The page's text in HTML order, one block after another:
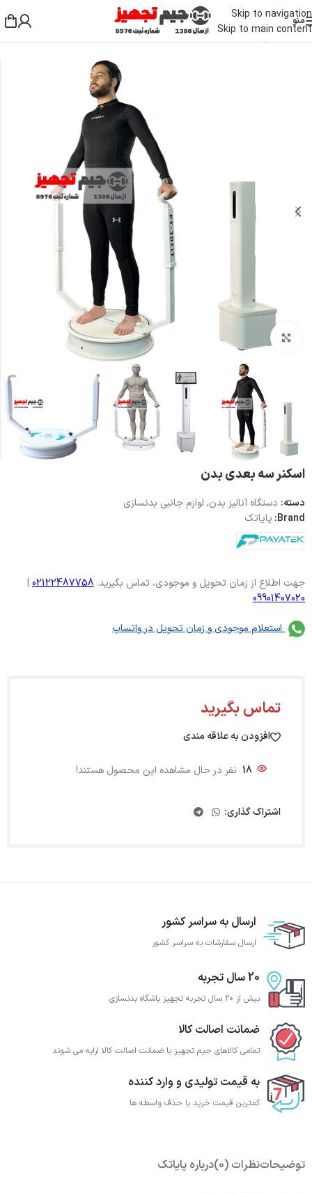
Skip to navigation
Skip to main content
منو
لوازم جانبی بدنسازی
بزرگنمایی تصویر
اسکنر سه بعدی بدن
دسته: دستگاه آنالیز بدن, لوازم جانبی بدنسازی
Brand: پایاتک
جهت اطلاع از زمان تحویل و موجودی، تماس بگیرید. 02122487758
|
09901407020
استعلام موجودی و زمان تحویل در واتساپ
تماس بگیرید
افزودن به علاقه مندی
18 نفر در حال مشاهده این محصول هستند!
اشتراک گذاری:
ارسال به سراسر کشور
ارسال سفارشات به سراسر کشور
20 سال تجربه
بیش از 20 سال تجربه تجهیز باشگاه بدنسازی
ضمانت اصالت کالا
تمامی کالاهای جیم تجهیز با ضمانت اصالت کالا ارایه می شوند
به قیمت تولیدی و وارد کننده
کمترین قیمت خرید با حذف واسطه ها
توضیحاتنظرات (0) درباره پایاتک